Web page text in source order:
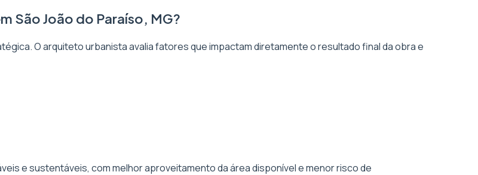
São João do Paraíso, MG?
O arquiteto urbanista avalia fatores que impactam diretamente o resultado final da obra e
e sustentáveis, com melhor aproveitamento da área disponível e menor risco de